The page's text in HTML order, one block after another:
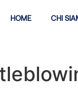
HOME CHI